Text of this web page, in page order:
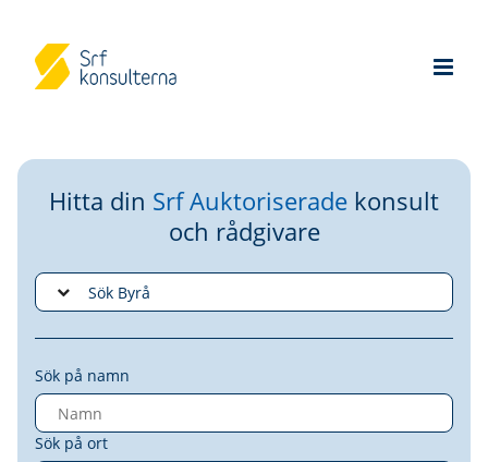
Hitta din Srf Auktoriserade konsult
och rådgivare
Sök på namn
Sök på ort